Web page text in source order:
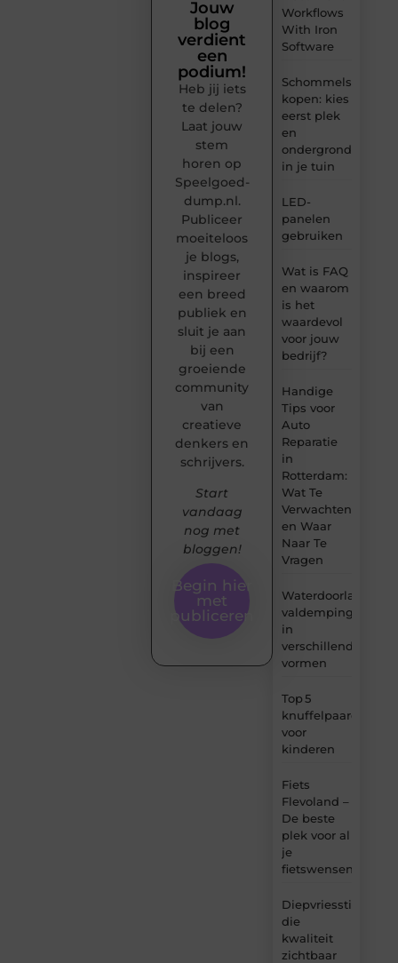
Workflows
With Iron
Software
Schommels
kopen: kies
eerst plek
en
ondergrond
in je tuin
LED-
panelen
gebruiken
Wat is FAQ
en waarom
is het
waardevol
voor jouw
bedrijf?
Handige
Tips voor
Auto
Reparatie
in
Rotterdam:
Wat Te
Verwachten
en Waar
Naar Te
Vragen
Waterdoorlatende
valdemping
in
verschillende
vormen
Top 5
voor
kinderen
Fiets
Flevoland –
De beste
plek voor al
je
fietswensen
Diepvriesstickers
die
kwaliteit
zichtbaar
Jouw
blog
verdient
een
podium!
Heb jij iets
te delen?
Laat jouw
stem
horen op
Speelgoed-
dump.nl.
Publiceer
moeiteloos
je blogs,
inspireer
een breed
publiek en
sluit je aan
bij een
groeiende
community
van
creatieve
denkers en
schrijvers.
Start
vandaag
nog met
bloggen!
Begin hier
met
publiceren